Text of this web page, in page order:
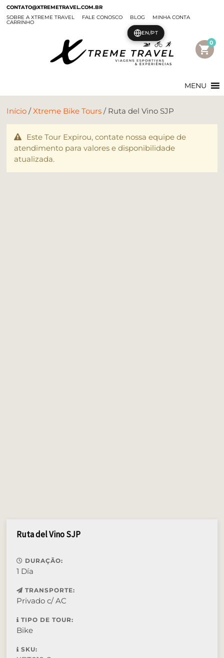
CONTATO@XTREMETRAVEL.COM.BR
SOBRE A XTREME TRAVEL
FALE CONOSCO BLOG MINHA CONTA
CARRINHO
shopping_cart
0
MENU
Início /Xtreme Bike Tours / Ruta del Vino SJP
Este Tour Expirou, contate nossa equipe de
atendimento para valores e disponibilidade
atualizada.
Ruta del Vino SJP
DURAÇÃO:
1 Día
TRANSPORTE:
Privado c/ AC
TIPO DE TOUR:
Bike
SKU:
EN/PT